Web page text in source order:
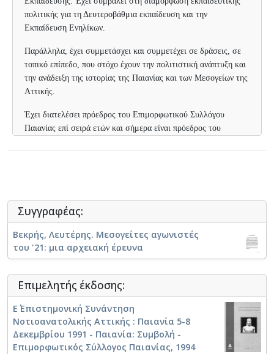
πολιτικής για τη Δευτεροβάθμια εκπαίδευση και την
Εκπαίδευση Ενηλίκων.
Παράλληλα, έχει συμμετάσχει και συμμετέχει σε δράσεις, σε
τοπικό επίπεδο, που στόχο έχουν την πολιτιστική ανάπτυξη και
την ανάδειξη της ιστορίας της Παιανίας και των Μεσογείων της
Αττικής.
Έχει διατελέσει πρόεδρος του Επιμορφωτικού Συλλόγου
Παιανίας επί σειρά ετών και σήμερα είναι πρόεδρος του
Συγγραφέας:
Βεκρής, Λευτέρης. Μεσογείτες αγωνιστές
του '21: μια αρχειακή έρευνα
Επιμελητής έκδοσης:
Ε΄ Επιστημονική Συνάντηση
Νοτιοανατολικής Αττικής : Παιανία 5-8
Δεκεμβρίου 1991 - Παιανία: Συμβολή -
Επιμορφωτικός Σύλλογος Παιανίας, 1994